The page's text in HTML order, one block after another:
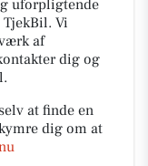
uforpligtende
Vi
af
dig og
at finde en
dig om at